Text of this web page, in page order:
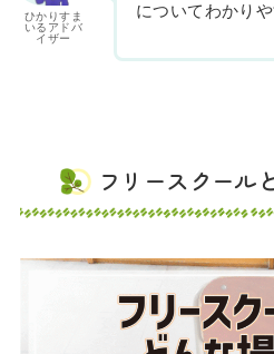
ひかりすま
いるアドバ
イザー
についてわかり
フリースクール